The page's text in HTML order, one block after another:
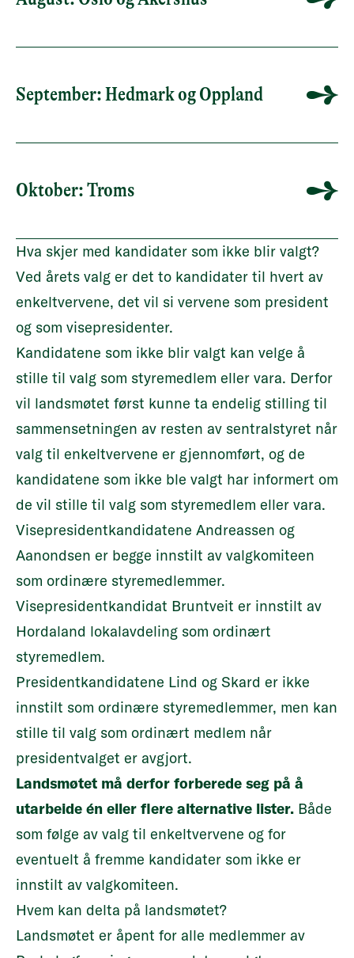
September: Hedmark og Oppland
Oktober: Troms
Hva skjer med kandidater som ikke blir valgt?
Ved årets valg er det to kandidater til hvert av
enkeltvervene, det vil si vervene som president
og som visepresidenter.
Kandidatene som ikke blir valgt kan velge å
stille til valg som styremedlem eller vara. Derfor
vil landsmøtet først kunne ta endelig stilling til
sammensetningen av resten av sentralstyret når
valg til enkeltvervene er gjennomført, og de
kandidatene som ikke ble valgt har informert om
de vil stille til valg som styremedlem eller vara.
Visepresidentkandidatene Andreassen og
Aanondsen er begge innstilt av valgkomiteen
som ordinære styremedlemmer.
Visepresidentkandidat Bruntveit er innstilt av
Hordaland lokalavdeling som ordinært
styremedlem.
Presidentkandidatene Lind og Skard er ikke
innstilt som ordinære styremedlemmer, men kan
stille til valg som ordinært medlem når
presidentvalget er avgjort.
Landsmøtet må derfor forberede seg på å
utarbeide én eller flere alternative lister. Både
som følge av valg til enkeltvervene og for
eventuelt å fremme kandidater som ikke er
innstilt av valgkomiteen.
Hvem kan delta på landsmøtet?
Landsmøtet er åpent for alle medlemmer av